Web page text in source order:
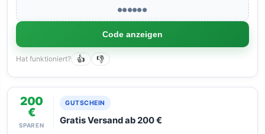
●●●●●●
Code anzeigen
Hat funktioniert? 👍 👎
200
€
SPAREN
GUTSCHEIN
Gratis Versand ab 200 €